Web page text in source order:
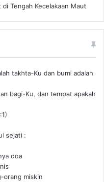
Tengah Kecelakaan Maut
takhta-Ku dan bumi adalah
bagi-Ku, dan tempat apakah
sejati :
doa
orang miskin